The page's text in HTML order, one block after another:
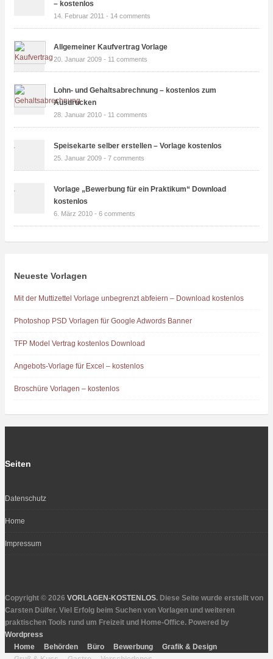
– kostenlos
14. Februar 2011 - 14 comments
Allgemeiner Kaufvertrag Vorlage
20. Januar 2009 - 11 comments
Lohn- und Gehaltsabrechnung – kostenlos zum
Ausdrucken
28. Januar 2010 - 11 comments
Speisekarte selber erstellen – Vorlage kostenlos
25. Januar 2009 - 7 comments
Vorlage „Bewerbung für ein Praktikum“ Download
kostenlos
6. März 2010 - 6 comments
Neueste Vorlagen
Mit der Muttizettel Vorlage unbegrenzt abfeiern – Download kostenlos
Photoshop PSD Vorlagen für Google Adwords Banner
TFP Model Vertrag kostenlos Download
Angebots-Vorlage für Excel – kostenlos
Broschüre Vorlagen – kostenlos
Seiten
Datenschutz
Home
Impressum
Copyright © 2026 VORLAGEN-KOSTENLOS. Diese Seite wurde erstellt von
Carsten Dülfer. Viel Erfolg beim Suchen von Vorlagen und weiteren
praktischen Tools rund um Freizeit und Home-Office. Powered by
Wordpress
Home
Behörden Büro Bewerbung
Grafik & Design